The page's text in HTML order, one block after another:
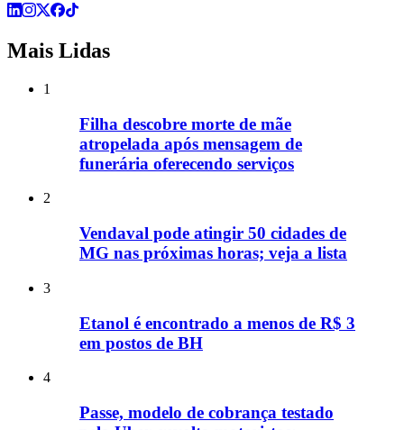
Mais Lidas
1
Filha descobre morte de mãe
atropelada após mensagem de
funerária oferecendo serviços
2
Vendaval pode atingir 50 cidades de
MG nas próximas horas; veja a lista
3
Etanol é encontrado a menos de R$ 3
em postos de BH
4
Passe, modelo de cobrança testado